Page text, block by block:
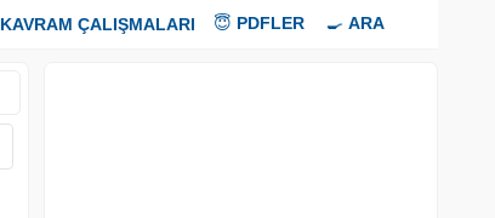
KAVRAM ÇALIŞMALARI 😇 PDFLER 🍳 ARA